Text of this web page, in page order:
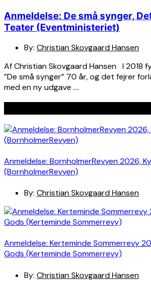
Anmeldelse: De små synger,
Teater (Eventministeriet)
By: Christian Skovgaard Hansen
Af Christian Skovgaard Hansen I 2018
”De små synger” 70 år, og det fejrer
med en ny udgave ….
Anmeldelse: BornholmerRevyen 2026,
(BornholmerRevyen)
By: Christian Skovgaard Hansen
Anmeldelse: Kerteminde Sommerrevy
Gods (Kerteminde Sommerrevy)
By: Christian Skovgaard Hansen